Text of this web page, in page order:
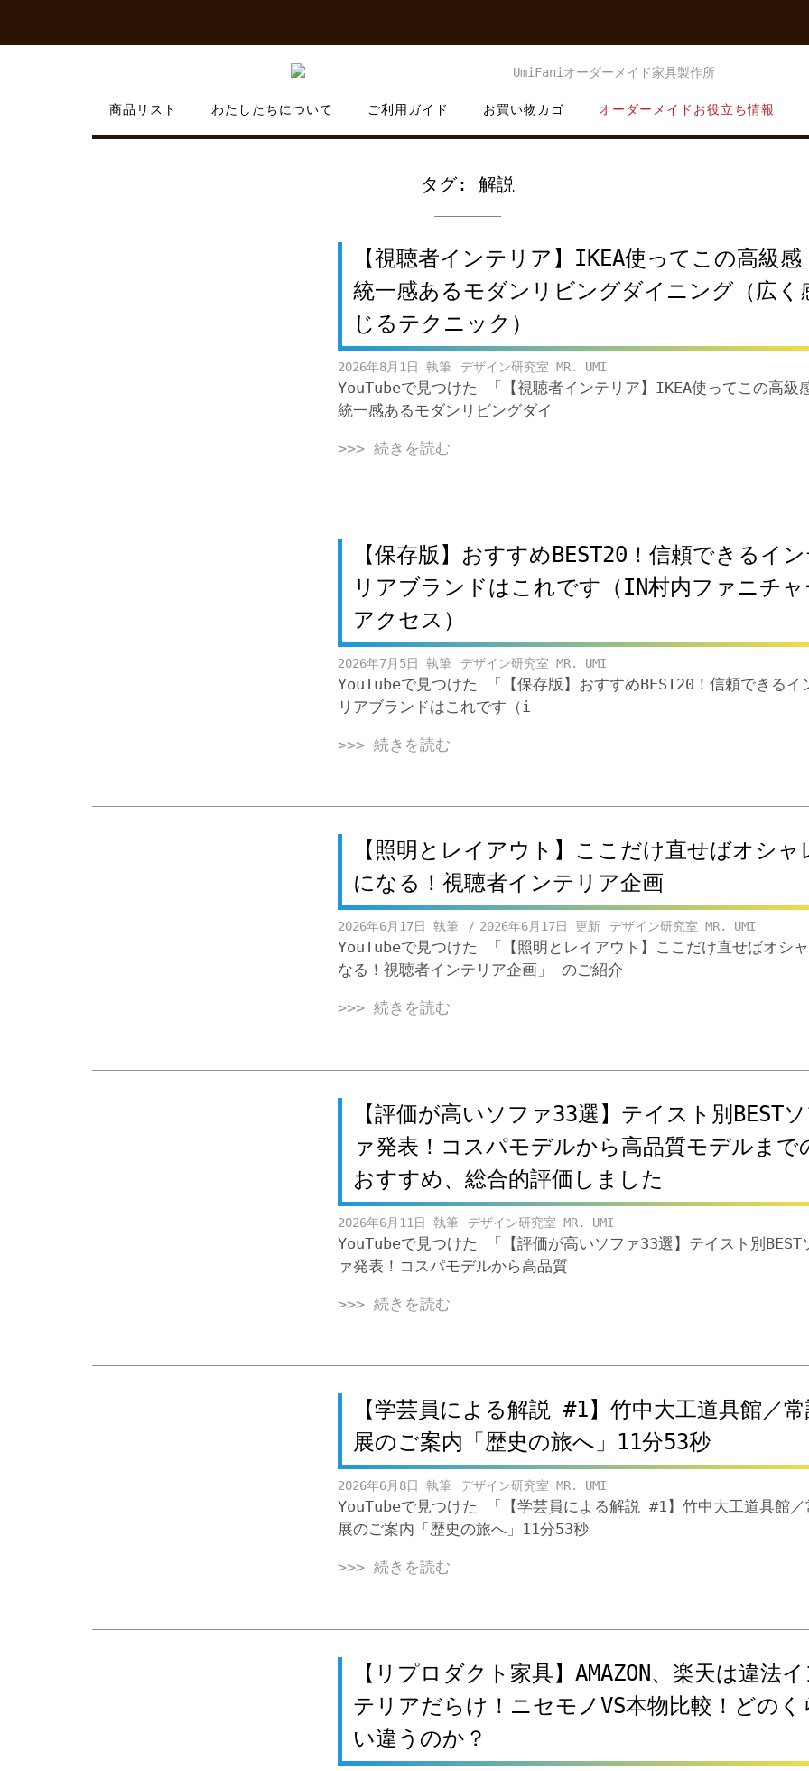
content
商品リスト わたしたちについて ご利用ガイド お買い物カゴ オーダーメイドお役立ち情報
タグ:解説
【視聴者インテリア】IKEA使ってこの高級感
統一感あるモダンリビングダイニング（広く
じるテクニック）
2026年8月1日 デザイン研究室 MR. UMI
YouTubeで見つけた 「【視聴者インテリア】IKEA使ってこの高級
統一感あるモダンリビングダイ
>>> 続きを読む
【保存版】おすすめBEST20！信頼できるイ
リアブランドはこれです（IN村内ファニチャ
アクセス）
2026年7月5日 デザイン研究室 MR. UMI
YouTubeで見つけた 「【保存版】おすすめBEST20！信頼できるイ
リアブランドはこれです（i
>>> 続きを読む
【照明とレイアウト】ここだけ直せばオシャ
になる！視聴者インテリア企画
2026年6月17日 2026年6月17日 デザイン研究室 MR. UMI
YouTubeで見つけた 「【照明とレイアウト】ここだけ直せばオシ
なる！視聴者インテリア企画」 のご紹介
>>> 続きを読む
【評価が高いソファ33選】テイスト別BESTソ
ァ発表！コスパモデルから高品質モデルまで
おすすめ、総合的評価しました
2026年6月11日 デザイン研究室 MR. UMI
YouTubeで見つけた 「【評価が高いソファ33選】テイスト別BEST
ァ発表！コスパモデルから高品質
>>> 続きを読む
【学芸員による解説 #1】竹中大工道具館／
展のご案内「歴史の旅へ」11分53秒
2026年6月8日 デザイン研究室 MR. UMI
YouTubeで見つけた 「【学芸員による解説 #1】竹中大工道具館／
展のご案内「歴史の旅へ」11分53秒
>>> 続きを読む
【リプロダクト家具】AMAZON、楽天は違法イ
テリアだらけ！ニセモノVS本物比較！どのく
い違うのか？